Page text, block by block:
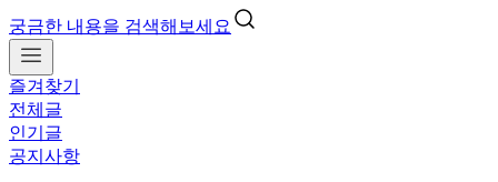
궁금한 내용을 검색해보세요
즐겨찾기
전체글
인기글
공지사항